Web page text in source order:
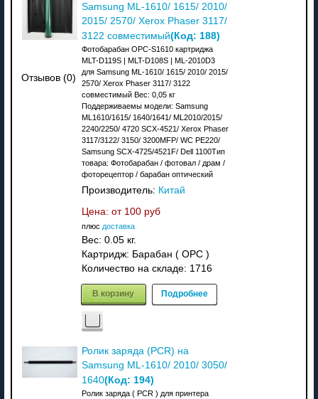
Отзывов (0)
Samsung ML-1610/ 1615/ 2010/
2015/ 2570/ Xerox Phaser 3117/
3122 совместимый(Код: 188)
Фотобарабан OPC-S1610 картриджа
MLT-D119S | MLT-D108S | ML-2010D3
для Samsung ML-1610/ 1615/ 2010/ 2015/
2570/ Xerox Phaser 3117/ 3122
совместимый Вес: 0,05 кг
Поддерживаемы модели: Samsung
ML1610/1615/ 1640/1641/ ML2010/2015/
2240/2250/ 4720 SCX-4521/ Xerox Phaser
3117/3122/ 3150/ 3200MFP/ WC PE220/
Samsung SCX-4725/4521F/ Dell 1100Тип
товара: Фотобарабан / фотовал / драм /
фоторецептор / барабан оптический
Производитель: Китай
Цена: от 100 руб
плюс доставка
Вес: 0.05 кг.
Картридж: Барабан ( OPC )
Количество на складе: 1716
В корзину Подробнее
Ролик заряда (PCR) на
Samsung ML-1610/ 2010/ 3050/
1640(Код: 194)
Ролик заряда ( PCR ) для принтера